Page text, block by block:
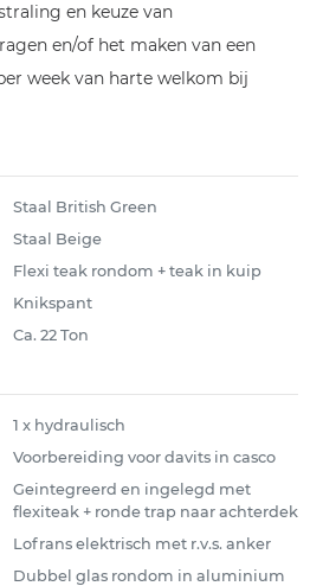
en keuze van
en/of het maken van een
week van harte welkom bij
Staal British Green
Staal Beige
Flexi teak rondom + teak in kuip
Knikspant
Ca. 22 Ton
1 x hydraulisch
Voorbereiding voor davits in casco
Geintegreerd en ingelegd met
flexiteak + ronde trap naar achterdek
Lofrans elektrisch met r.v.s. anker
Dubbel glas rondom in aluminium